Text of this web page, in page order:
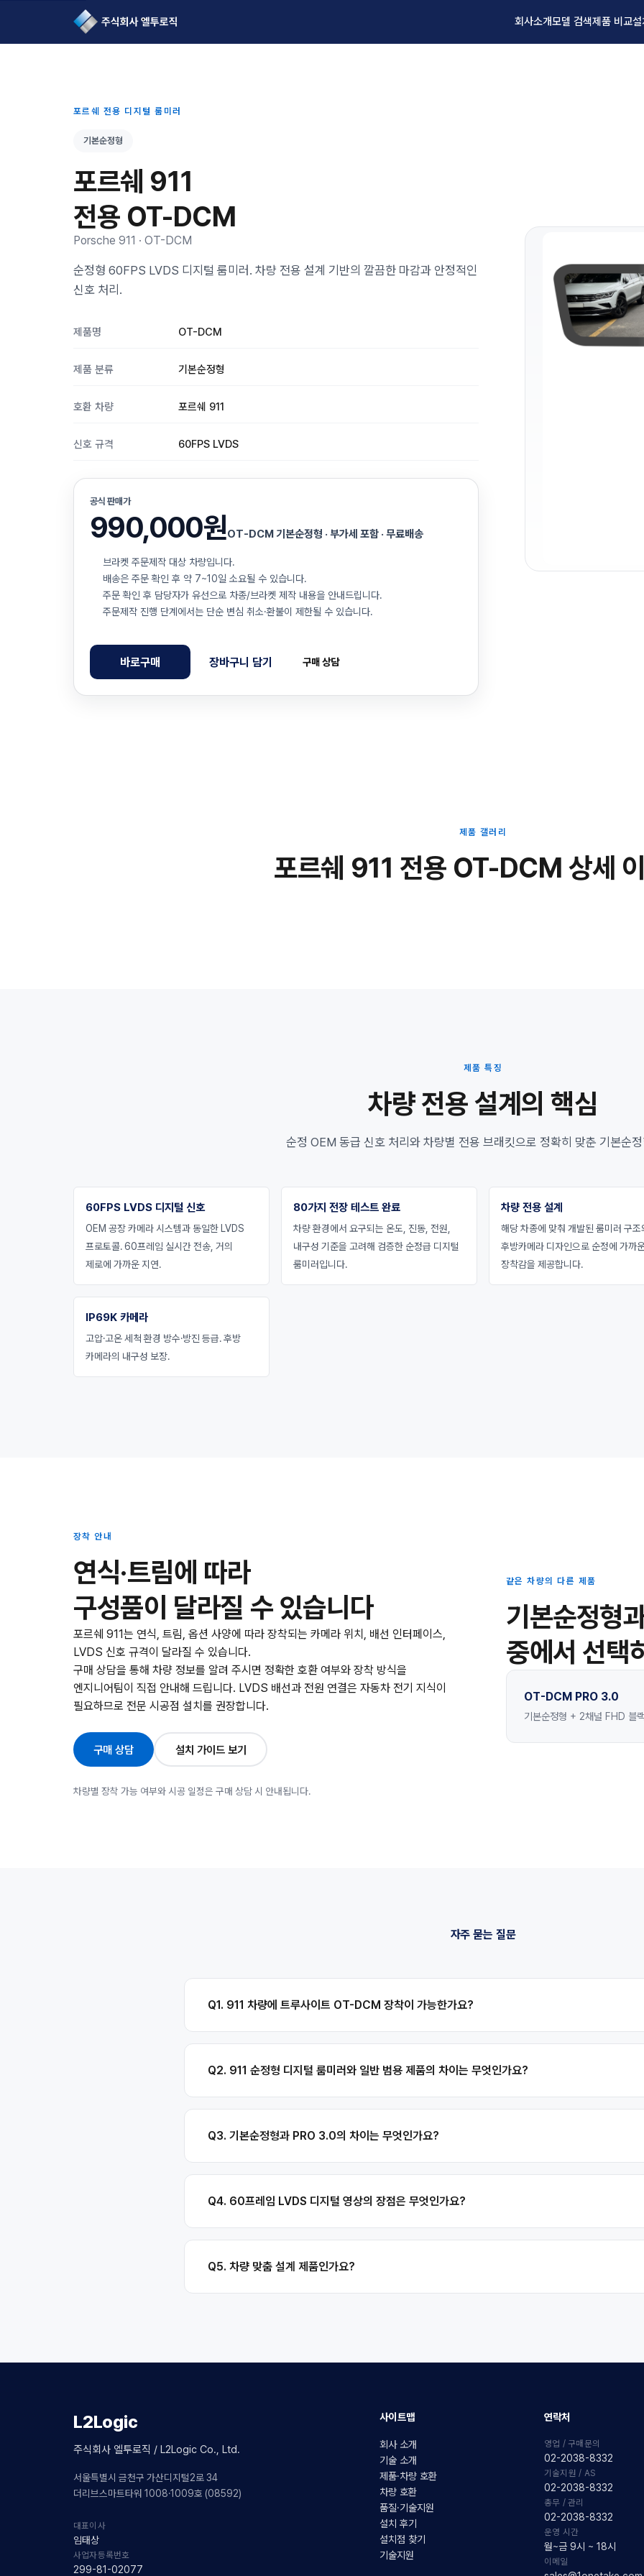
L2Logic 1onetake
회사소개모델 검색제품 비교설
포르쉐 전용 디지털 룸미러
기본순정형
포르쉐 911
전용 OT-DCM
Porsche 911 · OT-DCM
순정형 60FPS LVDS 디지털 룸미러. 차량 전용 설계 기반의 깔끔한 마감과 안정적인
신호 처리.
제품명 OT-DCM
제품 분류 기본순정형
호환 차량 포르쉐 911
신호 규격 60FPS LVDS
공식 판매가
990,000원OT-DCM 기본순정형 · 부가세 포함 · 무료배송
브라켓 주문제작 대상 차량입니다.
배송은 주문 확인 후 약 7~10일 소요될 수 있습니다.
주문 확인 후 담당자가 유선으로 차종/브라켓 제작 내용을 안내드립니다.
주문제작 진행 단계에서는 단순 변심 취소·환불이 제한될 수 있습니다.
바로구매 장바구니 담기 구매 상담
제품 갤러리
포르쉐 911 전용 OT-DCM 상세
제품 특징
차량 전용 설계의 핵심
순정 OEM 동급 신호 처리와 차량별 전용 브래킷으로 정확히 맞춘 기본순
60FPS LVDS 디지털 신호
OEM 공장 카메라 시스템과 동일한 LVDS
프로토콜. 60프레임 실시간 전송, 거의
제로에 가까운 지연.
80가지 전장 테스트 완료
차량 환경에서 요구되는 온도, 진동, 전원,
내구성 기준을 고려해 검증한 순정급 디지털
룸미러입니다.
차량 전용 설계
해당 차종에 맞춰 개발된 룸미러 구조
후방카메라 디자인으로 순정에 가까
장착감을 제공합니다.
IP69K 카메라
고압·고온 세척 환경 방수·방진 등급. 후방
카메라의 내구성 보장.
장착 안내
연식·트림에 따라
구성품이 달라질 수 있습니다
포르쉐 911는 연식, 트림, 옵션 사양에 따라 장착되는 카메라 위치, 배선 인터페이스,
LVDS 신호 규격이 달라질 수 있습니다.
구매 상담을 통해 차량 정보를 알려 주시면 정확한 호환 여부와 장착 방식을
엔지니어팀이 직접 안내해 드립니다. LVDS 배선과 전원 연결은 자동차 전기 지식이
필요하므로 전문 시공점 설치를 권장합니다.
구매 상담 설치 가이드 보기
차량별 장착 가능 여부와 시공 일정은 구매 상담 시 안내됩니다.
같은 차량의 다른 제품
기본순정형
중에서 선택
OT-DCM PRO 3.0
기본순정형 + 2채널 FHD 블
자주 묻는 질문
Q1. 911 차량에 트루사이트 OT-DCM 장착이 가능한가요?
Q2. 911 순정형 디지털 룸미러와 일반 범용 제품의 차이는 무엇인가요?
Q3. 기본순정형과 PRO 3.0의 차이는 무엇인가요?
Q4. 60프레임 LVDS 디지털 영상의 장점은 무엇인가요?
Q5. 차량 맞춤 설계 제품인가요?
L2Logic
주식회사 엘투로직 / L2Logic Co., Ltd.
서울특별시 금천구 가산디지털2로 34
더리브스마트타워 1008·1009호 (08592)
대표이사
임태상
사업자등록번호
299-81-02077
사이트맵
회사 소개
기술 소개
제품·차량 호환
차량 호환
품질·기술지원
설치 후기
설치점 찾기
기술지원
연락처
영업 / 구매문의
02-2038-8332
기술지원 / AS
02-2038-8332
총무 / 관리
02-2038-8332
운영 시간
월~금 9시 ~ 18시
이메일